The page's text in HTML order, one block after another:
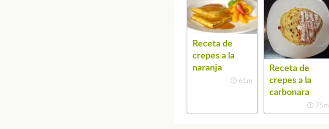
Receta de
crepes a la
naranja
61m
Receta de
crepes a la
carbonara
75m